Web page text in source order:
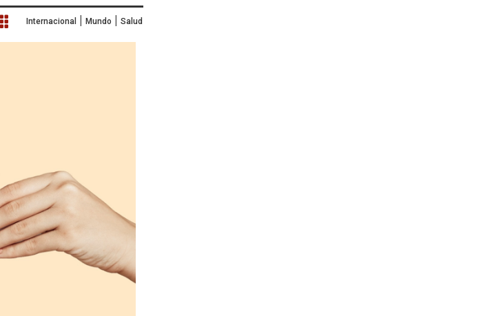
Internacional |Mundo |Salud